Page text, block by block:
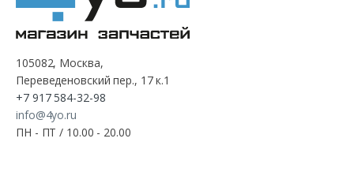
105082, Москва,
Переведеновский пер., 17 к.1
+7 917 584-32-98
info@4yo.ru
ПН - ПТ / 10.00 - 20.00